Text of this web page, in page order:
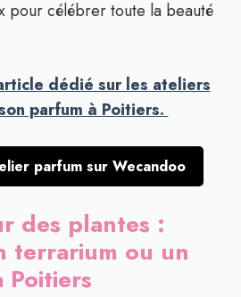
pour célébrer toute la beauté
dédié sur les ateliers
parfum à Poitiers.
parfum sur Wecandoo
des plantes :
terrarium ou un
Poitiers